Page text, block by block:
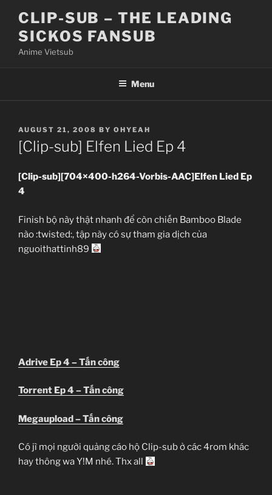
content
CLIP-SUB – THE LEADING
SICKOS FANSUB
Anime Vietsub
Menu
POSTED
ON
AUGUST 21, 2008 BY OHYEAH
[Clip-sub] Elfen Lied Ep 4
[Clip-sub][704×400-h264-Vorbis-AAC]Elfen Lied Ep
4
Finish bộ này thật nhanh để còn chiến Bamboo Blade
nào :twisted:, tập này có sự tham gia dịch của
nguoithattinh89
Adrive Ep 4 – Tấn công
Torrent Ep 4 – Tấn công
Megaupload – Tấn công
Có jì mọi người quảng cáo hộ Clip-sub ở các 4rom khác
hay thông wa Y!M nhé. Thx all